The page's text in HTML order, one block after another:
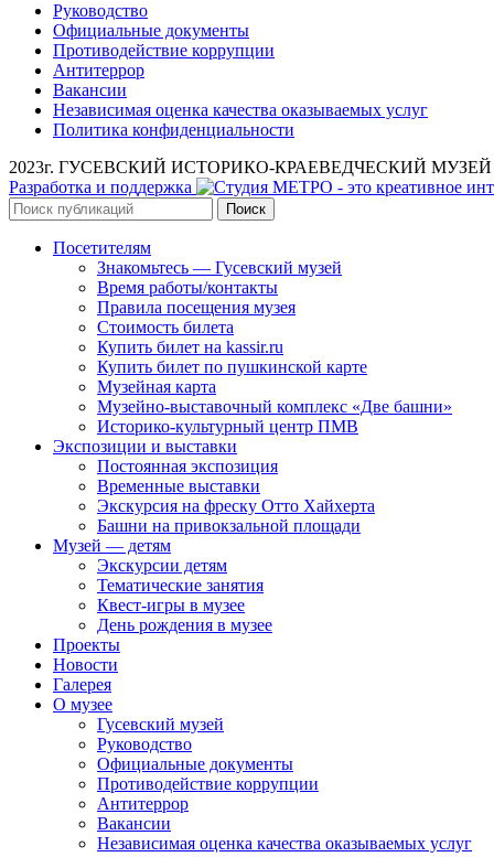
Руководство
Официальные документы
Противодействие коррупции
Антитеррор
Вакансии
Независимая оценка качества оказываемых услуг
Политика конфиденциальности
2023г. ГУСЕВСКИЙ ИСТОРИКО-КРАЕВЕДЧЕСКИЙ МУЗЕЙ им.
Разработка и поддержка
Поиск
Посетителям
Знакомьтесь — Гусевский музей
Время работы/контакты
Правила посещения музея
Стоимость билета
Купить билет на kassir.ru
Купить билет по пушкинской карте
Музейная карта
Музейно-выставочный комплекс «Две башни»
Историко-культурный центр ПМВ
Экспозиции и выставки
Постоянная экспозиция
Временные выставки
Экскурсия на фреску Отто Хайхерта
Башни на привокзальной площади
Музей — детям
Экскурсии детям
Тематические занятия
Квест-игры в музее
День рождения в музее
Проекты
Новости
Галерея
О музее
Гусевский музей
Руководство
Официальные документы
Противодействие коррупции
Антитеррор
Вакансии
Независимая оценка качества оказываемых услуг